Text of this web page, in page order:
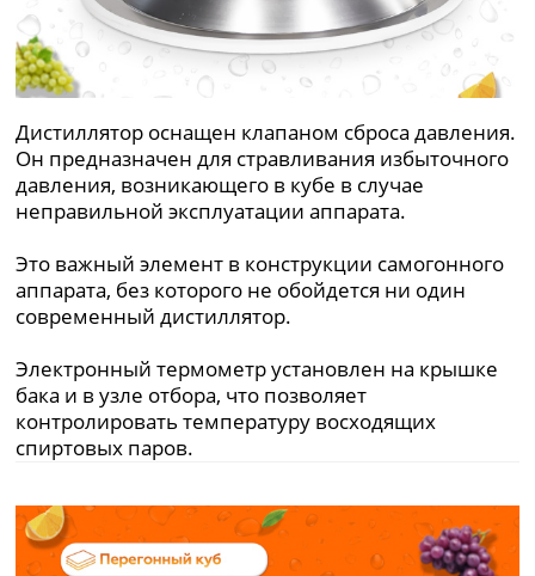
Дистиллятор оснащен клапаном сброса давления.
Он предназначен для стравливания избыточного
давления, возникающего в кубе в случае
неправильной эксплуатации аппарата.
Это важный элемент в конструкции самогонного
аппарата, без которого не обойдется ни один
современный дистиллятор.
Электронный термометр установлен на крышке
бака и в узле отбора, что позволяет
контролировать температуру восходящих
спиртовых паров.